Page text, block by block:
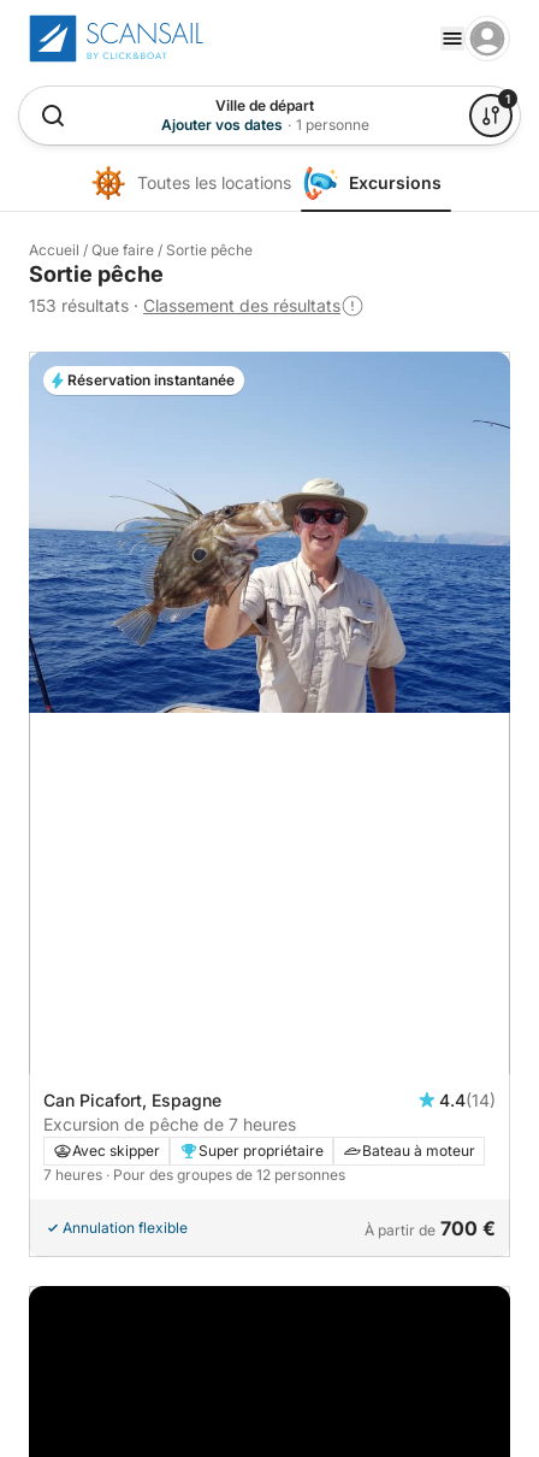
Ville de départ
Ajouter vos dates · 1 personne
1
Toutes les locations Excursions
Accueil / Que faire / Sortie pêche
Sortie pêche
153 résultats · Classement des résultats
Can Picafort, Espagne 4.4(14)
Excursion de pêche de 7 heures
Avec skipper Super propriétaire
Bateau à moteur
7 heures · Pour des groupes de 12 personnes
Annulation flexible À partir de 700 €
Réservation instantanée